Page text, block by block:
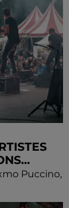
Puccino,